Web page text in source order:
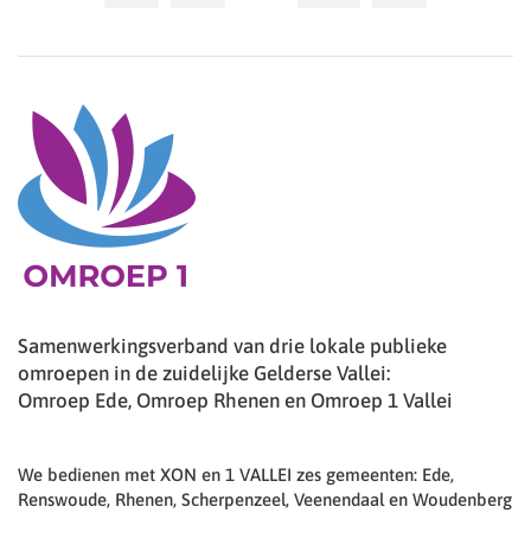
Samenwerkingsverband van drie lokale publieke
omroepen in de zuidelijke Gelderse Vallei:
Omroep Ede, Omroep Rhenen en Omroep 1 Vallei
We bedienen met XON en 1 VALLEI zes gemeenten: Ede,
Renswoude, Rhenen, Scherpenzeel, Veenendaal en Woudenberg